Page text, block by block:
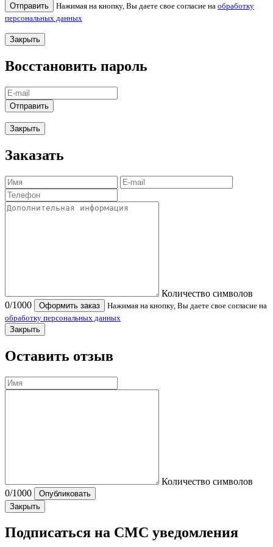
Отправить Нажимая на кнопку, Вы даете свое согласие на обработку
персональных данных
Закрыть
Восстановить пароль
Отправить
Закрыть
Заказать
Количество символов
0/1000 Оформить заказ
Нажимая на кнопку, Вы даете свое согласие на
обработку персональных данных
Закрыть
Оставить отзыв
Количество символов
0/1000
Опубликовать
Закрыть
Подписаться на СМС уведомления